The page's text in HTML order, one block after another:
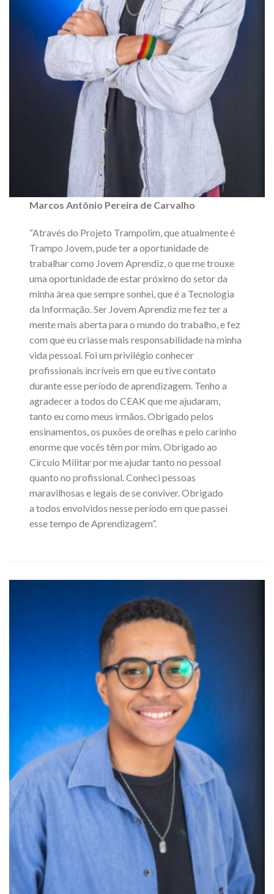
Marcos Antônio Pereira de Carvalho
“Através do Projeto Trampolim, que atualmente é
Trampo Jovem, pude ter a oportunidade de
trabalhar como Jovem Aprendiz, o que me trouxe
uma oportunidade de estar próximo do setor da
minha área que sempre sonhei, que é a Tecnologia
da Informação. Ser Jovem Aprendiz me fez ter a
mente mais aberta para o mundo do trabalho, e fez
com que eu criasse mais responsabilidade na minha
vida pessoal. Foi um privilégio conhecer
profissionais incríveis em que eu tive contato
durante esse período de aprendizagem. Tenho a
agradecer a todos do CEAK que me ajudaram,
tanto eu como meus irmãos. Obrigado pelos
ensinamentos, os puxões de orelhas e pelo carinho
enorme que vocês têm por mim. Obrigado ao
Círculo Militar por me ajudar tanto no pessoal
quanto no profissional. Conheci pessoas
maravilhosas e legais de se conviver. Obrigado
a todos envolvidos nesse período em que passei
esse tempo de Aprendizagem”.